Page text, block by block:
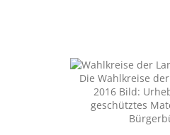
Die Wahlkreise
2016 Bild:
geschütztes